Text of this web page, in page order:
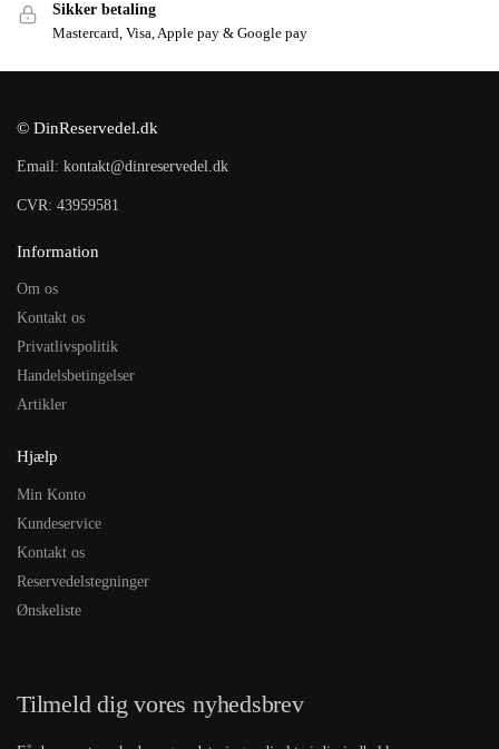
Sikker betaling
Mastercard, Visa, Apple pay & Google pay
© DinReservedel.dk
Email: kontakt@dinreservedel.dk
CVR: 43959581
Information
Om os
Kontakt os
Privatlivspolitik
Handelsbetingelser
Artikler
Hjælp
Min Konto
Kundeservice
Kontakt os
Reservedelstegninger
Ønskeliste
Tilmeld dig vores nyhedsbrev